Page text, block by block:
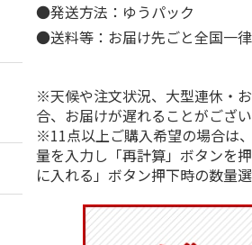
●発送方法：ゆうパック
●送料等：お届け先ごと全国一
※天候や注文状況、大型連休・
合、お届けが遅れることがござ
※11点以上ご購入希望の場合は
量を入力し「再計算」ボタンを
に入れる」ボタン押下時の数量